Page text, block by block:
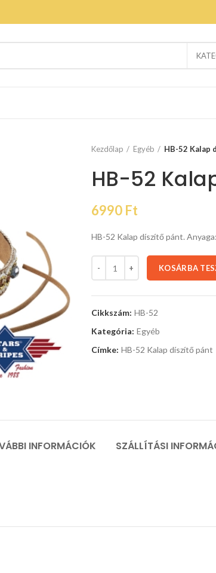
Kezdőlap Egyéb HB-52 Kalap
HB-52
6990 Ft
HB-52 Kalap díszítő pánt.
KOSÁRBA
Cikkszám: HB-52
Kategória: Egyéb
Címke: HB-52 Kalap díszítő pánt
INFORMÁCIÓK SZÁLLÍTÁSI